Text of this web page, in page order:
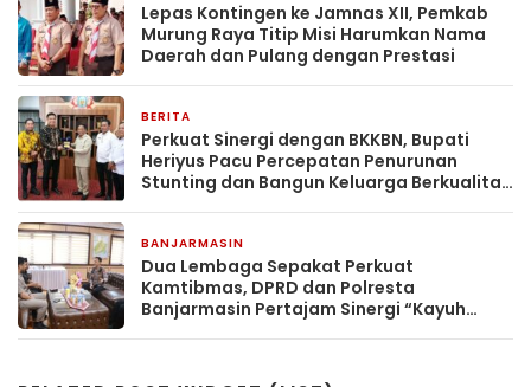
Lepas Kontingen ke Jamnas XII, Pemkab
Murung Raya Titip Misi Harumkan Nama
Daerah dan Pulang dengan Prestasi
BERITA
Perkuat Sinergi dengan BKKBN, Bupati
Heriyus Pacu Percepatan Penurunan
Stunting dan Bangun Keluarga Berkualitas
BANJARMASIN
Dua Lembaga Sepakat Perkuat
Kamtibmas, DPRD dan Polresta
Banjarmasin Pertajam Sinergi “Kayuh